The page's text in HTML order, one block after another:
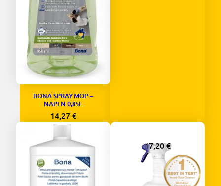
BONA SPRAY MOP –
NAPLN 0,85L
14,27 €
17,20€